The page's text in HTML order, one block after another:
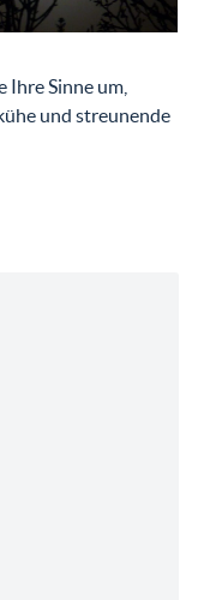
Ihre Sinne um,
und streunende